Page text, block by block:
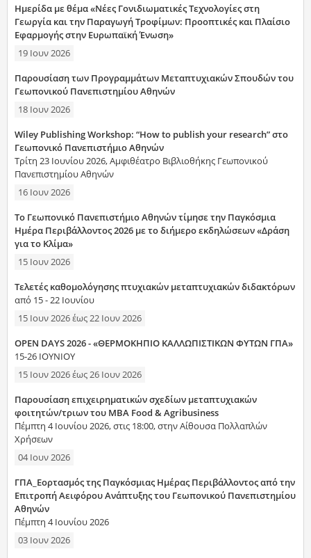
Ημερίδα με θέμα «Νέες Γονιδιωματικές Τεχνολογίες στη
Γεωργία και την Παραγωγή Τροφίμων: Προοπτικές και Πλαίσιο
Εφαρμογής στην Ευρωπαϊκή Ένωση»
19 Ιουν 2026
Παρουσίαση των Προγραμμάτων Μεταπτυχιακών Σπουδών του
Γεωπονικού Πανεπιστημίου Αθηνών
18 Ιουν 2026
Wiley Publishing Workshop: “How to publish your research” στο
Γεωπονικό Πανεπιστήμιο Αθηνών
Τρίτη 23 Ιουνίου 2026, Αμφιθέατρο Βιβλιοθήκης Γεωπονικού
Πανεπιστημίου Αθηνών
16 Ιουν 2026
Το Γεωπονικό Πανεπιστήμιο Αθηνών τίμησε την Παγκόσμια
Ημέρα Περιβάλλοντος 2026 με το διήμερο εκδηλώσεων «Δράση
για το Κλίμα»
15 Ιουν 2026
Τελετές καθομολόγησης πτυχιακών μεταπτυχιακών διδακτόρων
από 15 - 22 Ιουνίου
15 Ιουν 2026έως22 Ιουν 2026
OPEN DAYS 2026 - «ΘΕΡΜΟΚΗΠΙΟ ΚΑΛΛΩΠΙΣΤΙΚΩΝ ΦΥΤΩΝ ΓΠΑ»
15-26 ΙΟΥΝΙΟΥ
15 Ιουν 2026έως26 Ιουν 2026
Παρουσίαση επιχειρηματικών σχεδίων μεταπτυχιακών
φοιτητών/τριων του MBA Food & Agribusiness
Πέμπτη 4 Ιουνίου 2026, στις 18:00, στην Αίθουσα Πολλαπλών
Χρήσεων
04 Ιουν 2026
ΓΠΑ_Εορτασμός της Παγκόσμιας Ημέρας Περιβάλλοντος από την
Επιτροπή Αειφόρου Ανάπτυξης του Γεωπονικού Πανεπιστημίου
Αθηνών
Πέμπτη 4 Ιουνίου 2026
03 Ιουν 2026